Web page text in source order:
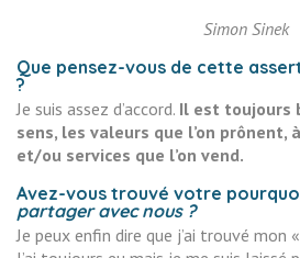
Simon Sinek
Que pensez-vous de cette
?
Je suis assez d’accord. Il est toujours
sens, les valeurs que l’on
et/ou services que l’on vend.
Avez-vous trouvé votre
partager avec nous ?
Je peux enfin dire que j’ai trouvé mon